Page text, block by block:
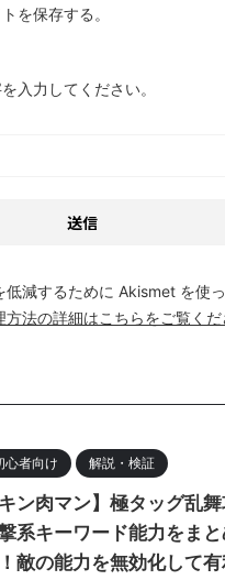
を保存する。
入力してください。
減するために Akismet を使っ
方法の詳細はこちらをご覧く
心者向け 解説・検証
キン肉マン】極タッグ乱
系キーワード能力をま
敵の能力を無効化して